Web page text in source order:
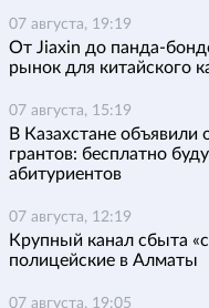
07 августа, 19:19
От Jiaxin до панда-
рынок для китайского
07 августа, 15:19
В Казахстане объявили
грантов: бесплатно
абитуриентов
07 августа, 12:19
Крупный канал сбыта
полицейские в Алматы
07 августа, 19:05